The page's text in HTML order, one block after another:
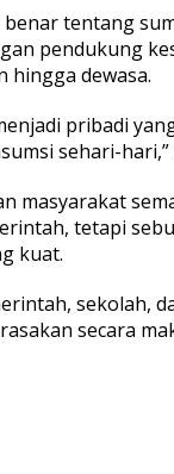
tentang
pendukung
hingga dewasa.
pribadi
sehari-
masyarakat
tetapi
kuat.
sekolah,
secara